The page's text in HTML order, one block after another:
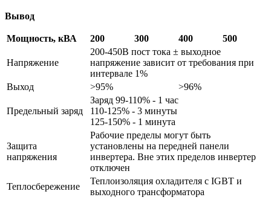
Вывод
Мощность, кВА 200 300 400 500
Напряжение
200-450В пост тока ± выходное
напряжение зависит от требования при
интервале 1%
Выход
>95% >96%
Предельный заряд
Заряд 99-110% - 1 час
110-125% - 3 минуты
125-150% - 1 минута
Защита
напряжения
Рабочие пределы могут быть
установлены на передней панели
инвертера. Вне этих пределов инвертер
отключен
Теплосбережение
Теплоизоляция охладителя с IGBT и
выходного трансформатора